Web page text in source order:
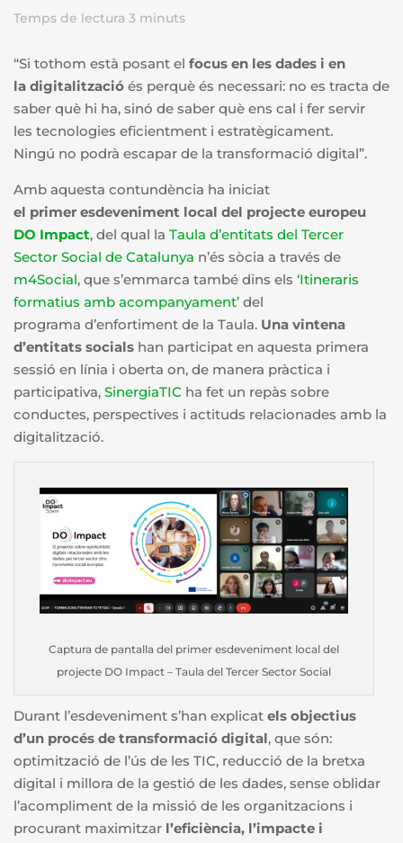
Temps de lectura 3 minuts
“Si tothom està posant el focus en les dades i en
la digitalització és perquè és necessari: no es tracta de
saber què hi ha, sinó de saber què ens cal i fer servir
les tecnologies eficientment i estratègicament.
Ningú no podrà escapar de la transformació digital”.
Amb aquesta contundència ha iniciat
el primer esdeveniment local del projecte europeu
DO Impact, del qual la Taula d’entitats del Tercer
Sector Social de Catalunya n’és sòcia a través de
m4Social, que s’emmarca també dins els ‘Itineraris
formatius amb acompanyament’ del
programa d’enfortiment de la Taula. Una vintena
d’entitats socials han participat en aquesta primera
sessió en línia i oberta on, de manera pràctica i
participativa, SinergiaTIC ha fet un repàs sobre
conductes, perspectives i actituds relacionades amb la
digitalització.
Captura de pantalla del primer esdeveniment local del
projecte DO Impact – Taula del Tercer Sector Social
Durant l’esdeveniment s’han explicat els objectius
d’un procés de transformació digital, que són:
optimització de l’ús de les TIC, reducció de la bretxa
digital i millora de la gestió de les dades, sense oblidar
l’acompliment de la missió de les organitzacions i
procurant maximitzar l’eficiència, l’impacte i